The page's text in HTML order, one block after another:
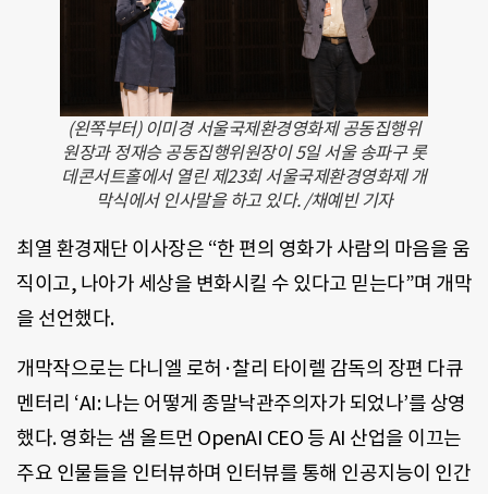
(왼쪽부터) 이미경 서울국제환경영화제 공동집행위
원장과 정재승 공동집행위원장이 5일 서울 송파구 롯
데콘서트홀에서 열린 제23회 서울국제환경영화제 개
막식에서 인사말을 하고 있다. /채예빈 기자
최열 환경재단 이사장은 “한 편의 영화가 사람의 마음을 움
직이고, 나아가 세상을 변화시킬 수 있다고 믿는다”며 개막
을 선언했다.
개막작으로는 다니엘 로허·찰리 타이렐 감독의 장편 다큐
멘터리 ‘AI: 나는 어떻게 종말낙관주의자가 되었나’를 상영
했다. 영화는 샘 올트먼 OpenAI CEO 등 AI 산업을 이끄는
주요 인물들을 인터뷰하며 인터뷰를 통해 인공지능이 인간